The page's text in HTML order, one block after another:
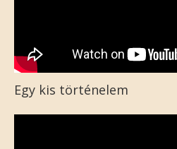
Egy kis történelem